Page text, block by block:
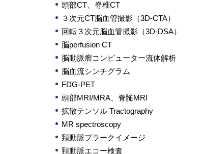
頭部CT、脊椎CT
３次元CT脳血管撮影（3D-CTA）
回転３次元脳血管撮影（3D-DSA）
脳perfusion CT
脳動脈瘤コンピューター流体解析
脳血流シンチグラム
FDG-PET
頭部MRI/MRA、脊髄MRI
拡散テンソル Tractography
MR spectroscopy
頚動脈プラークイメージ
頚動脈エコー検査